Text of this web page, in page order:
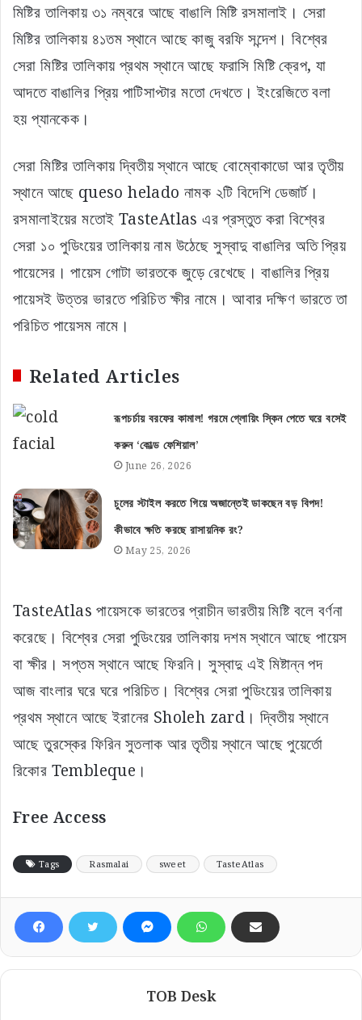
মিষ্টির তালিকায় ৩১ নম্বরে আছে বাঙালি মিষ্টি রসমালাই। সেরা
মিষ্টির তালিকায় ৪১তম স্থানে আছে কাজু বরফি সন্দেশ। বিশ্বের
সেরা মিষ্টির তালিকায় প্রথম স্থানে আছে ফরাসি মিষ্টি ক্রেপ, যা
আদতে বাঙালির প্রিয় পাটিসাপ্টার মতো দেখতে। ইংরেজিতে বলা
হয় প্যানকেক।
সেরা মিষ্টির তালিকায় দ্বিতীয় স্থানে আছে বোম্বোকাডো আর তৃতীয়
স্থানে আছে queso helado নামক ২টি বিদেশি ডেজার্ট।
রসমালাইয়ের মতোই TasteAtlas এর প্রস্তুত করা বিশ্বের
সেরা ১০ পুডিংয়ের তালিকায় নাম উঠেছে সুস্বাদু বাঙালির অতি প্রিয়
পায়েসের। পায়েস গোটা ভারতকে জুড়ে রেখেছে। বাঙালির প্রিয়
পায়েসই উত্তর ভারতে পরিচিত ক্ষীর নামে। আবার দক্ষিণ ভারতে তা
পরিচিত পায়েসম নামে।
Related Articles
রূপচর্চায় বরফের কামাল! গরমে গ্লোয়িং স্কিন পেতে ঘরে বসেই
করুন ‘কোল্ড ফেশিয়াল’
June 26, 2026
চুলের স্টাইল করতে গিয়ে অজান্তেই ডাকছেন বড় বিপদ!
কীভাবে ক্ষতি করছে রাসায়নিক রং?
May 25, 2026
TasteAtlas পায়েসকে ভারতের প্রাচীন ভারতীয় মিষ্টি বলে বর্ণনা
করেছে। বিশ্বের সেরা পুডিংয়ের তালিকায় দশম স্থানে আছে পায়েস
বা ক্ষীর। সপ্তম স্থানে আছে ফিরনি। সুস্বাদু এই মিষ্টান্ন পদ
আজ বাংলার ঘরে ঘরে পরিচিত। বিশ্বের সেরা পুডিংয়ের তালিকায়
প্রথম স্থানে আছে ইরানের Sholeh zard। দ্বিতীয় স্থানে
আছে তুরস্কের ফিরিন সুতলাক আর তৃতীয় স্থানে আছে পুয়ের্তো
রিকোর Tembleque।
Free Access
Tags Rasmalai sweet TasteAtlas
TOB Desk